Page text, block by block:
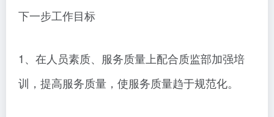
下一步工作目标
1、在人员素质、服务质量上配合质监部加强培
训，提高服务质量，使服务质量趋于规范化。